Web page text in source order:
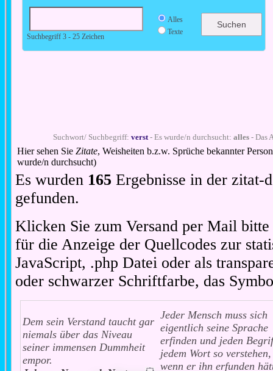
Suchbegriff 3 - 25 Zeichen
Alles
Texte
Suchwort/ Suchbegriff:verst- Es wurde/n durchsucht:alles - Das
Hier sehen SieZitate, Weisheiten b.z.w. Sprüche bekannter
wurde/n durchsucht)
Es wurden 165 Ergebnisse in der zitat-
gefunden.
Klicken Sie zum Versand per Mail
für die Anzeige der Quellcodes zur
JavaScript, .php Datei oder als
oder schwarzer Schriftfarbe, das
Dem sein Verstand taucht gar
niemals über das Niveau
seiner immensen Dummheit
empor.
Jeder Mensch muss sich
eigentlich seine Sprache
erfinden und jeden
jedem Wort so
wenn er ihn erfunden